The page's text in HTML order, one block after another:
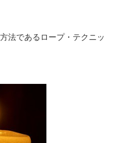
法であるロープ・テクニッ